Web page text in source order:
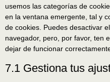
usemos las categorías de
en la ventana emergente, tal y
de cookies. Puedes desactivar
navegador, pero, por favor, ten
dejar de funcionar
7.1 Gestiona tus